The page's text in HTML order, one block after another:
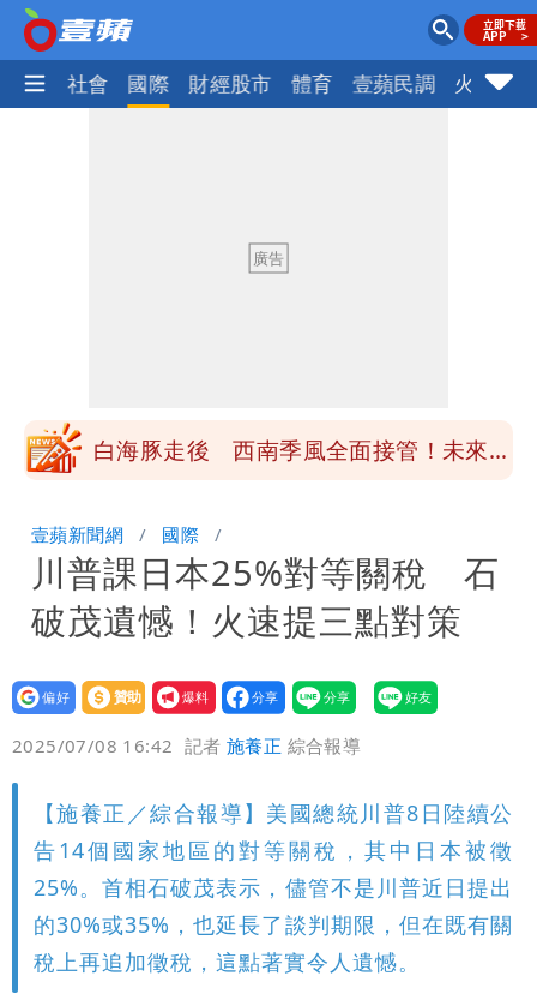
政治 社會 國際 財經股市 體育 壹蘋民調 火線話
姜厚任女友3碩1博都在騙？ 精神科醫
核武
白海豚走後 西南季風全面接管！未來一
他崩潰喊完蛋
黑面嫁女席開200桌搞成演唱會 她嫌高
調轉為感動「這是他愛我的方式」
以色列媒體驚爆：伊朗最高領袖緊急送醫
台北山區升級「大豪雨」！基隆北海岸逢
大潮 恐海水倒灌
澎湖13兒女擠住10坪屋 媽帶補助款離
家！縣府出手了
經紀人強吻女藝人「我又沒伸舌頭」 連
法官都怒了：相當噁心
桃園復興宣布今停班課！全台放假情形一
次看
慈濟遭詐10億 他點名顏博文下台：認
壹蘋新聞網 國際
川普課日本25%對等關稅 石
破茂遺憾！火速提三點對策
設為
贊助
我要
爆料
2025/07/08 16:42 記者施養正 綜合報導
【施養正／綜合報導】美國總統川普8日陸續公
告14個國家地區的對等關稅，其中日本被徵
25%。首相石破茂表示，儘管不是川普近日提出
的30%或35%，也延長了談判期限，但在既有關
稅上再追加徵稅，這點著實令人遺憾。